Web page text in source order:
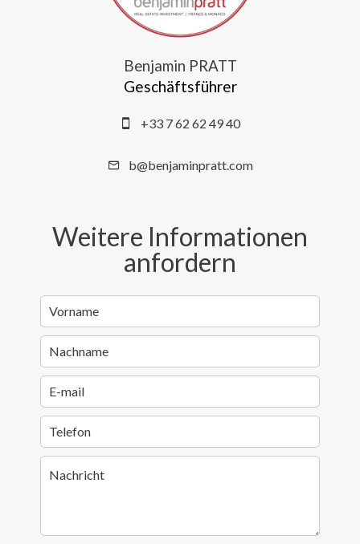
Benjamin PRATT
Geschäftsführer
+33 7 62 62 49 40
b@benjaminpratt.com
Weitere Informationen
anfordern